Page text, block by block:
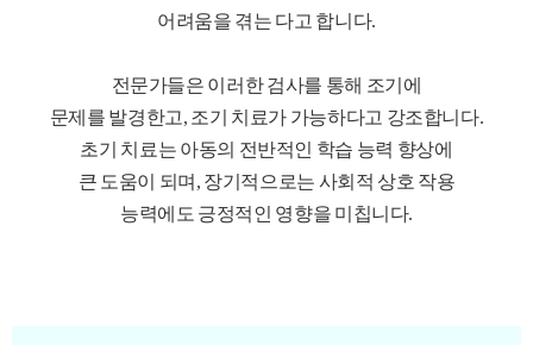
어려움을 겪는 다고 합니다.
전문가들은 이러한 검사를 통해 조기에
문제를 발경한고, 조기 치료가 가능하다고 강조합니다.
초기 치료는 아동의 전반적인 학습 능력 향상에
큰 도움이 되며, 장기적으로는 사회적 상호 작용
능력에도 긍정적인 영향을 미칩니다.